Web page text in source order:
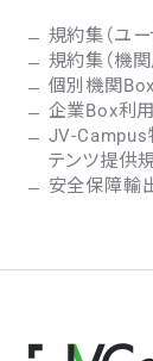
規約集（ユー
規約集（機関
個別機関
企業Box利
JV-Campus
テンツ提供
安全保障輸